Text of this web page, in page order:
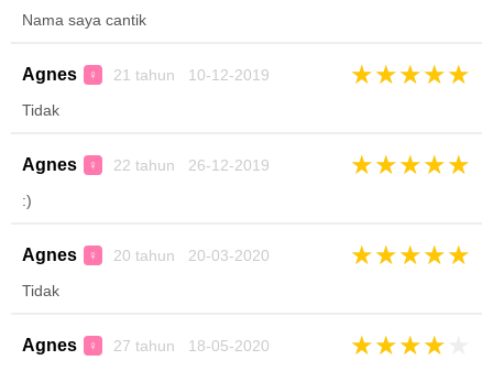
Nama saya cantik
Agnes ♀ 21 tahun 10-12-2019 ★★★★★
Tidak
Agnes ♀ 22 tahun 26-12-2019 ★★★★★
:)
Agnes ♀ 20 tahun 20-03-2020 ★★★★★
Tidak
Agnes ♀ 27 tahun 18-05-2020 ★★★★